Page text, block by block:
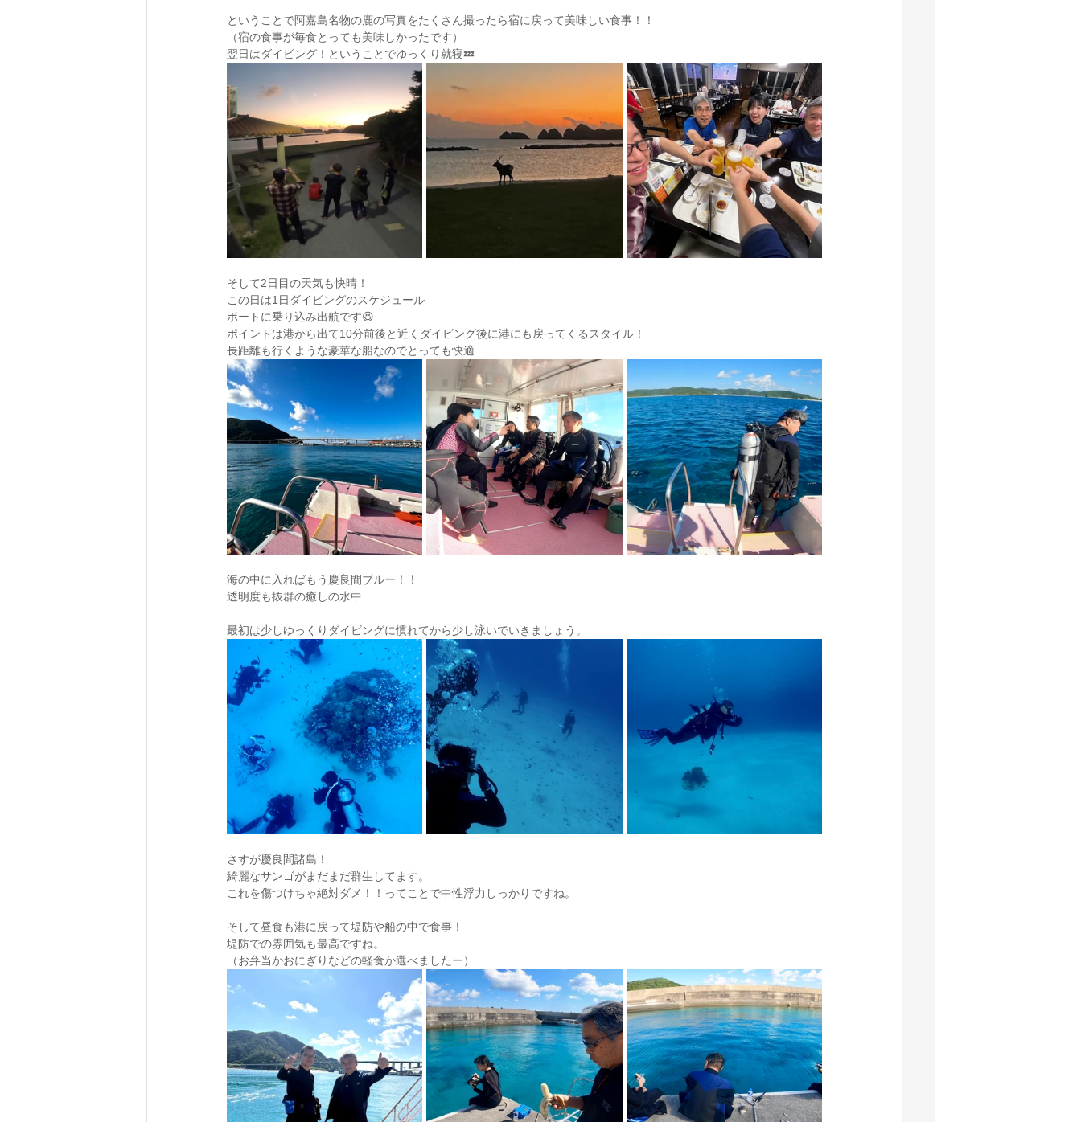
ということで阿嘉島名物の鹿の写真をたくさん撮ったら宿に戻って美味しい食事！！
（宿の食事が毎食とっても美味しかったです）
翌日はダイビング！ということでゆっくり就寝💤
そして2日目の天気も快晴！
この日は1日ダイビングのスケジュール
ボートに乗り込み出航です😆
ポイントは港から出て10分前後と近くダイビング後に港にも戻ってくるスタイル！
長距離も行くような豪華な船なのでとっても快適
海の中に入ればもう慶良間ブルー！！
透明度も抜群の癒しの水中
最初は少しゆっくりダイビングに慣れてから少し泳いでいきましょう。
さすが慶良間諸島！
綺麗なサンゴがまだまだ群生してます。
これを傷つけちゃ絶対ダメ！！ってことで中性浮力しっかりですね。
そして昼食も港に戻って堤防や船の中で食事！
堤防での雰囲気も最高ですね。
（お弁当かおにぎりなどの軽食か選べましたー）